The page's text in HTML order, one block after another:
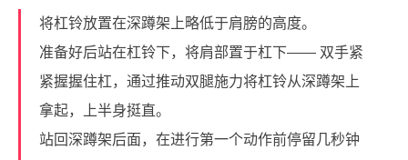
将杠铃放置在深蹲架上略低于肩膀的高度。
准备好后站在杠铃下，将肩部置于杠下—— 双手紧
紧握握住杠，通过推动双腿施力将杠铃从深蹲架上
拿起，上半身挺直。
站回深蹲架后面，在进行第一个动作前停留几秒钟